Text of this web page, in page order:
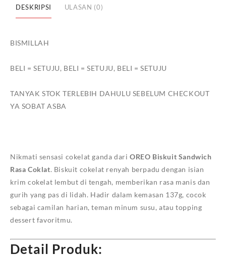
DESKRIPSI ULASAN (0)
BISMILLAH
BELI = SETUJU, BELI = SETUJU, BELI = SETUJU
TANYAK STOK TERLEBIH DAHULU SEBELUM CHECKOUT
YA SOBAT ASBA
Nikmati sensasi cokelat ganda dari OREO Biskuit Sandwich
Rasa Coklat. Biskuit cokelat renyah berpadu dengan isian
krim cokelat lembut di tengah, memberikan rasa manis dan
gurih yang pas di lidah. Hadir dalam kemasan 137g, cocok
sebagai camilan harian, teman minum susu, atau topping
dessert favoritmu.
Detail Produk: